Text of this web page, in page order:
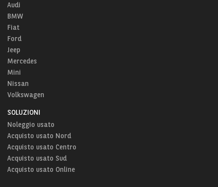
Audi
BMW
Fiat
Ford
Jeep
Mercedes
Mini
Nissan
Volkswagen
SOLUZIONI
Noleggio usato
Acquisto usato Nord
Acquisto usato Centro
Acquisto usato Sud
Acquisto usato Online